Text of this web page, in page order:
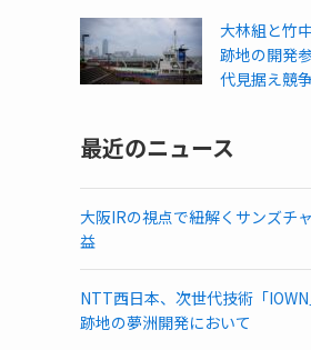
大林組と竹
跡地の開発
代見据え競
最近のニュース
大阪IRの視点で紐解くサンズチ
益
NTT西日本、次世代技術「
跡地の夢洲開発において